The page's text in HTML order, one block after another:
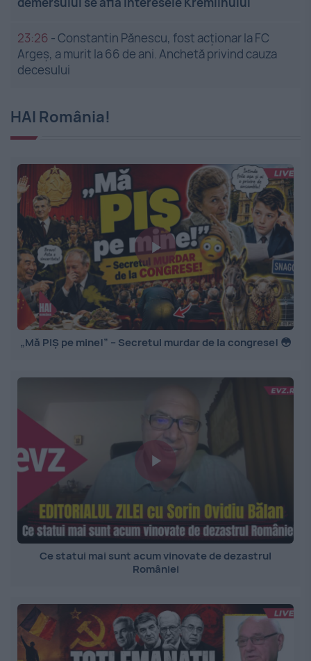
23:26 -Constantin Pănescu, fost acționar la FC
Argeș, a murit la 66 de ani. Anchetă privind cauza
decesului
HAI România!
„Mă PIȘ pe mine!” – Secretul murdar de la congrese! 😳
Ce statui mai sunt acum vinovate de dezastrul
României